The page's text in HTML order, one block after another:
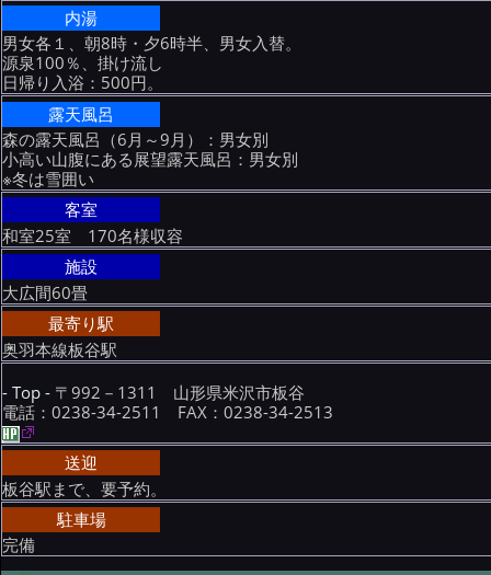
内湯
男女各１、朝8時・夕6時半、男女入替。
源泉100％、掛け流し
日帰り入浴：500円。
露天風呂
森の露天風呂（6月～9月）：男女別
小高い山腹にある展望露天風呂：男女別
※冬は雪囲い
客室
和室25室 170名様収容
施設
大広間60畳
最寄り駅
奥羽本線板谷駅
- Top - 〒992－1311 山形県米沢市板谷
電話：0238-34-2511 FAX：0238-34-2513
送迎
板谷駅まで、要予約。
駐車場
完備